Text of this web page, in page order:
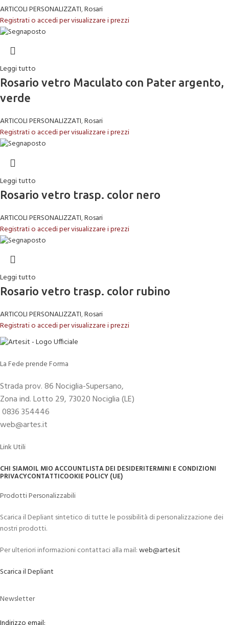
ARTICOLI PERSONALIZZATI,Rosari
Registrati o accedi per visualizzare i prezzi
Leggi tutto
Rosario vetro Maculato con Pater argento,
verde
ARTICOLI PERSONALIZZATI,Rosari
Registrati o accedi per visualizzare i prezzi
Leggi tutto
Rosario vetro trasp. color nero
ARTICOLI PERSONALIZZATI,Rosari
Registrati o accedi per visualizzare i prezzi
Leggi tutto
Rosario vetro trasp. color rubino
ARTICOLI PERSONALIZZATI,Rosari
Registrati o accedi per visualizzare i prezzi
La Fede prende Forma
Strada prov. 86 Nociglia-Supersano,
Zona ind. Lotto 29, 73020 Nociglia (LE)
0836 354446
web@artes.it
Link Utili
CHI SIAMOIL MIO ACCOUNTLISTA DEI DESIDERITERMINI E CONDIZIONI
PRIVACYCONTATTICOOKIE POLICY (UE)
Prodotti Personalizzabili
Scarica il Depliant sintetico di tutte le possibilità di personalizzazione dei
nostri prodotti.
Per ulteriori informazioni contattaci alla mail:web@artes.it
Scarica il Depliant
Newsletter